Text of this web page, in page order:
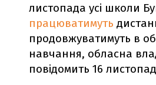
листопада усі школи
працюватимуть
продовжуватимуть в
навчання, обласна
повідомить 16